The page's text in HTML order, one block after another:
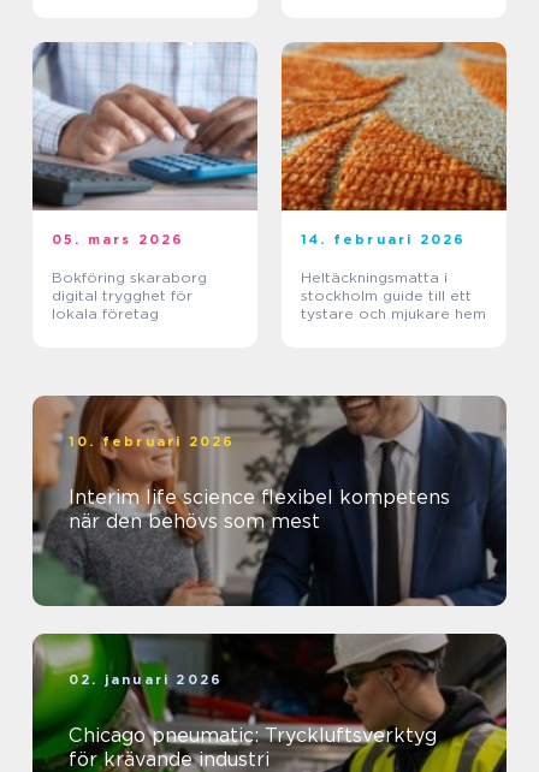
05. mars 2026
Bokföring skaraborg
digital trygghet för
lokala företag
14. februari 2026
Heltäckningsmatta i
stockholm guide till ett
tystare och mjukare hem
10. februari 2026
Interim life science flexibel kompetens
när den behövs som mest
02. januari 2026
Chicago pneumatic: Tryckluftsverktyg
för krävande industri